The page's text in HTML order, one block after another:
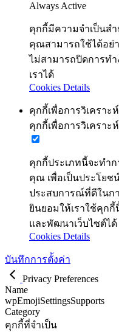
Always Active
คุกกี้มีความจำเป็นสำ
คุณสามารถใช้ได้อย่
ไม่สามารถปิดการท
เราได้
Cookies Details
คุกกี้เพื่อการวิเคราะห์
คุกกี้เพื่อการวิเคราะห์
คุกกี้ประเภทนี้จะทำก
คุณ เพื่อเป็นประโยช
ประสบการณ์ที่ดีในก
ยินยอมให้เราใช้คุกกี้
และพัฒนาเว็บไซต์ได้
Cookies Details
บันทึกการตั้งค่า
Privacy Preferences
Name
wpEmojiSettingsSupports
Category
คุกกี้ที่จำเป็น